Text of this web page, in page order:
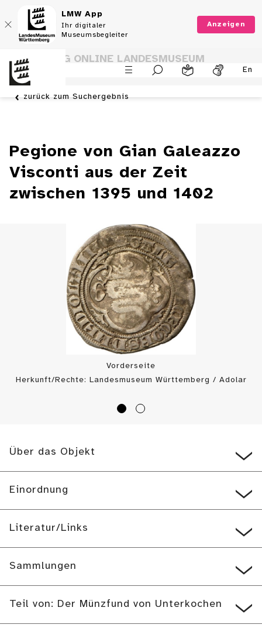
LMW App
Ihr digitaler
Museumsbegleiter
Anzeigen
En
SAMMLUNG ONLINE LANDESMUSEUM
WÜRTTEMBERG
zurück zum Suchergebnis
Pegione von Gian Galeazzo
Visconti aus der Zeit
zwischen 1395 und 1402
Vorderseite
Herkunft/Rechte: Landesmuseum Württemberg / Adolar
Über das Objekt
Einordnung
Literatur/Links
Sammlungen
Teil von: Der Münzfund von Unterkochen